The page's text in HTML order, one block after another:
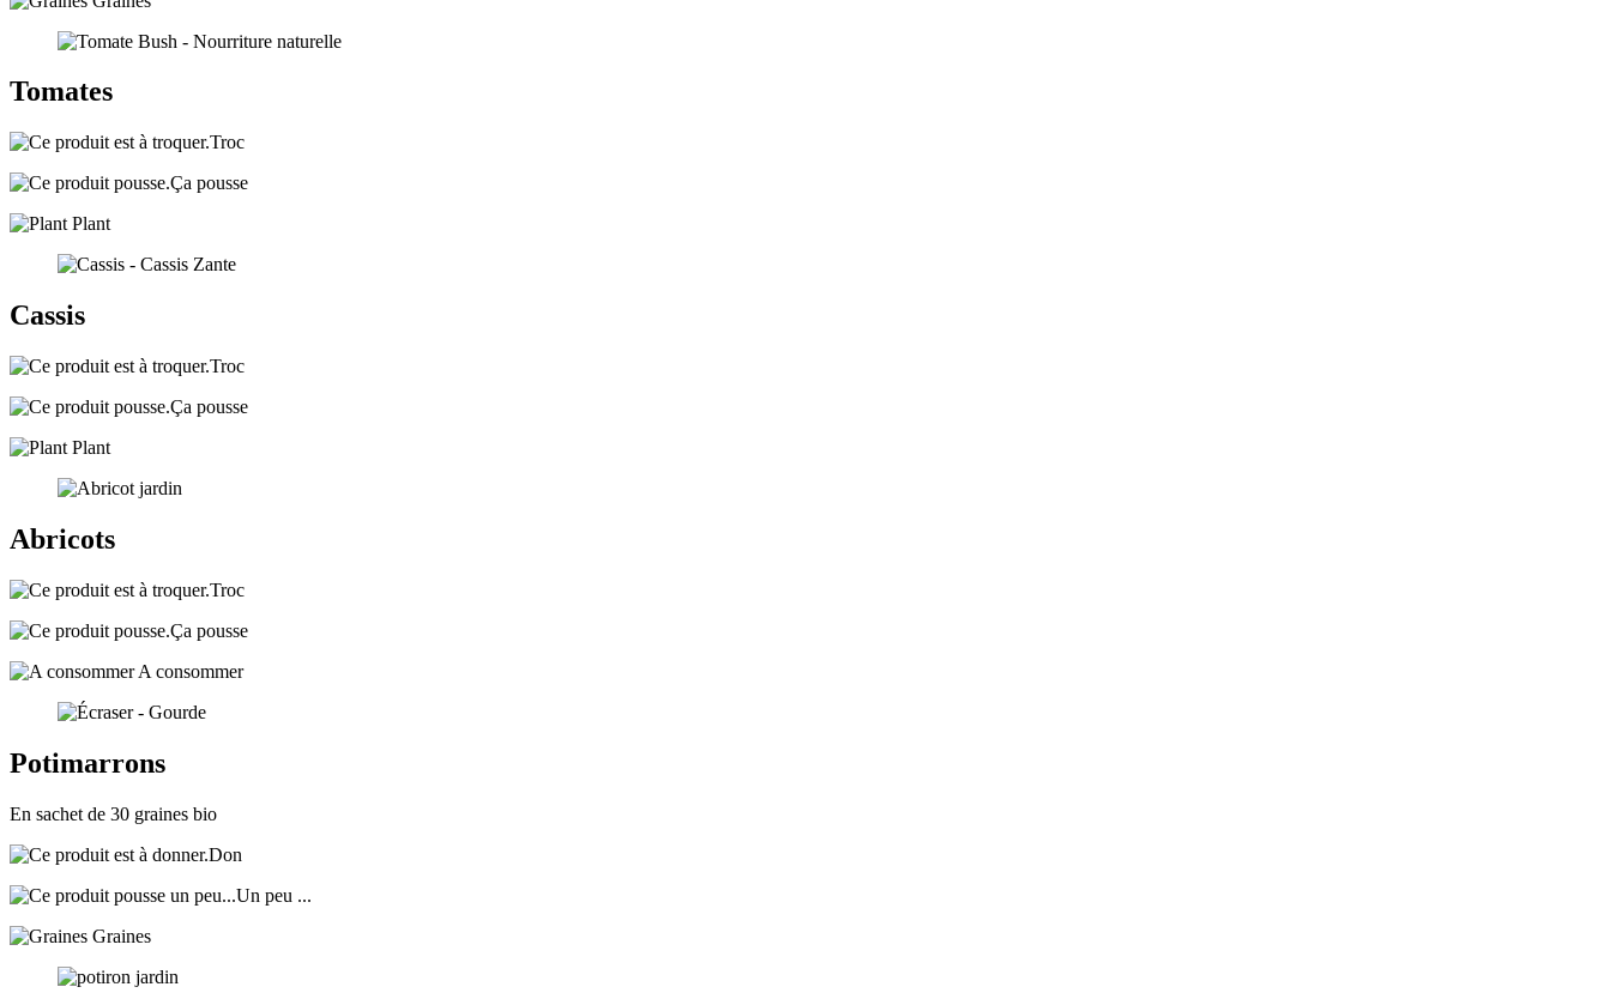
Tomates
Troc
Ça pousse
Plant
Cassis
Troc
Ça pousse
Plant
Abricots
Troc
Ça pousse
A consommer
Potimarrons
En sachet de 30 graines bio
Don
Un peu ...
Graines